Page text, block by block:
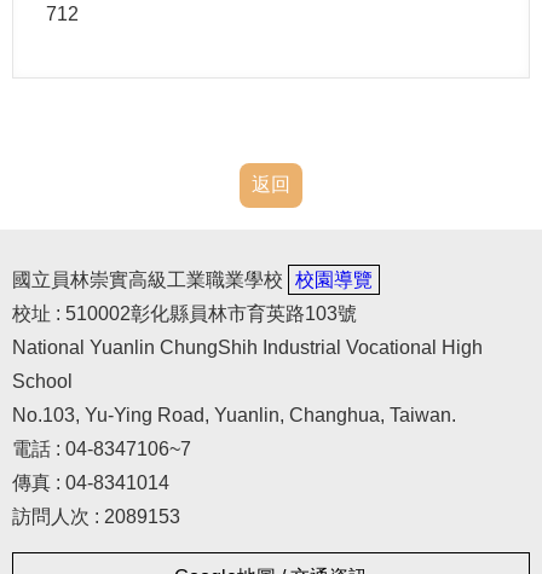
712
返回
國立員林崇實高級工業職業學校
校園導覽
校址 : 510002彰化縣員林市育英路103號
National Yuanlin ChungShih Industrial Vocational High
School
No.103, Yu-Ying Road, Yuanlin, Changhua, Taiwan.
電話 : 04-8347106~7
傳真 : 04-8341014
訪問人次 : 2089153